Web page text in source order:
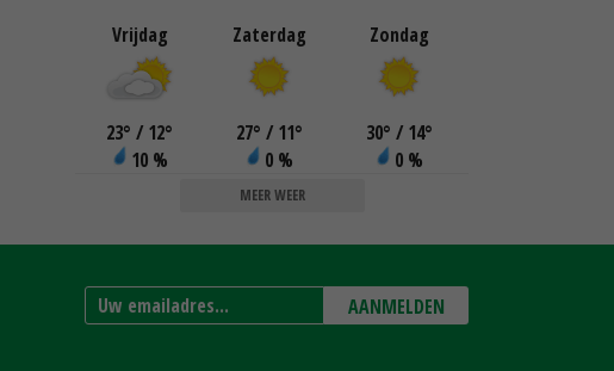
Vrijdag
23° / 12°
10 %
Zaterdag
27° / 11°
0 %
Zondag
30° / 14°
0 %
MEER WEER
AANMELDEN